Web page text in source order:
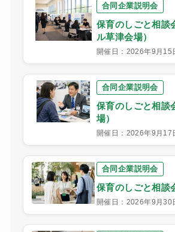
合同企業説明会
保育のしごと相談
ル草津会場）
開催日：2026年9月15
合同企業説明会
保育のしごと相談
場）
開催日：2026年9月17
合同企業説明会
保育のしごと相談
開催日：2026年9月30